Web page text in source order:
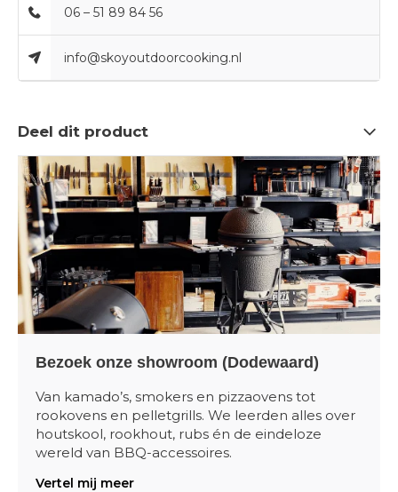
06 – 51 89 84 56
info@skoyoutdoorcooking.nl
Deel dit product
Bezoek onze showroom (Dodewaard)
Van kamado’s, smokers en pizzaovens tot
rookovens en pelletgrills. We leerden alles over
houtskool, rookhout, rubs én de eindeloze
wereld van BBQ-accessoires.
Vertel mij meer